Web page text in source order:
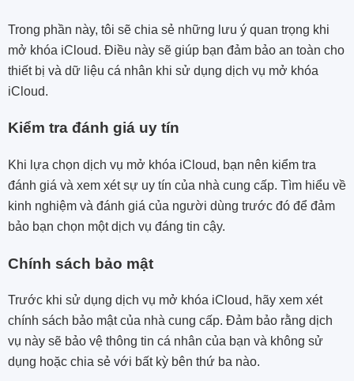
Trong phần này, tôi sẽ chia sẻ những lưu ý quan trọng khi
mở khóa iCloud. Điều này sẽ giúp bạn đảm bảo an toàn cho
thiết bị và dữ liệu cá nhân khi sử dụng dịch vụ mở khóa
iCloud.
Kiểm tra đánh giá uy tín
Khi lựa chọn dịch vụ mở khóa iCloud, bạn nên kiểm tra
đánh giá và xem xét sự uy tín của nhà cung cấp. Tìm hiểu về
kinh nghiệm và đánh giá của người dùng trước đó để đảm
bảo bạn chọn một dịch vụ đáng tin cậy.
Chính sách bảo mật
Trước khi sử dụng dịch vụ mở khóa iCloud, hãy xem xét
chính sách bảo mật của nhà cung cấp. Đảm bảo rằng dịch
vụ này sẽ bảo vệ thông tin cá nhân của bạn và không sử
dụng hoặc chia sẻ với bất kỳ bên thứ ba nào.